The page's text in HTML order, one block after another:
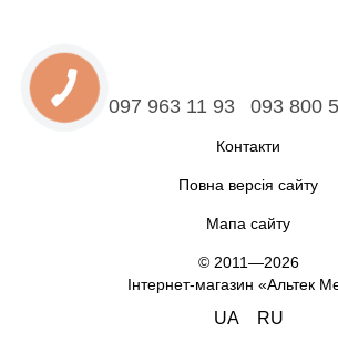
097 963 11 93 093 800
Контакти
Повна версія сайту
Мапа сайту
© 2011—2026
Інтернет-магазин «Альтек
UA RU